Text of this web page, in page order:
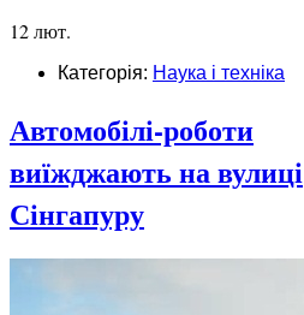
12 лют.
Категорія: Наука і техніка
Автомобілі-роботи
виїжджають на вулиці
Сінгапуру